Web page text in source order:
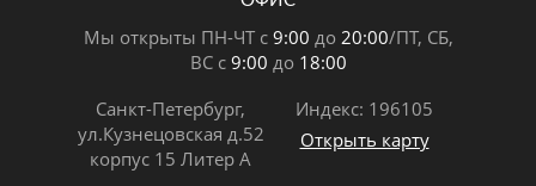
Мы открыты ПН-ЧТ с 9:00 до 20:00/ПТ, СБ,
ВС с 9:00 до 18:00
Санкт-Петербург,
ул.Кузнецовская д.52
корпус 15 Литер А
Индекс: 196105
Открыть карту